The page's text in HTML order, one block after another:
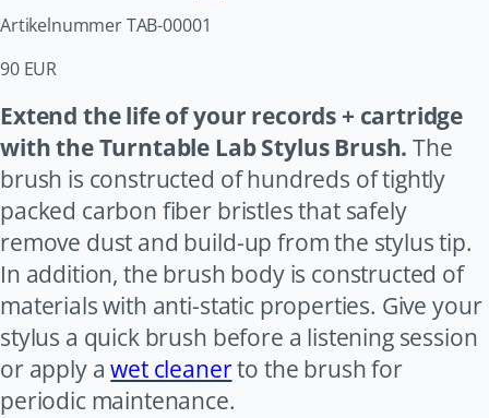
Artikelnummer TAB-00001
90 EUR
Extend the life of your records + cartridge
with the Turntable Lab Stylus Brush. The
brush is constructed of hundreds of tightly
packed carbon fiber bristles that safely
remove dust and build-up from the stylus tip.
In addition, the brush body is constructed of
materials with anti-static properties. Give your
stylus a quick brush before a listening session
or apply awet cleanerto the brush for
periodic maintenance.